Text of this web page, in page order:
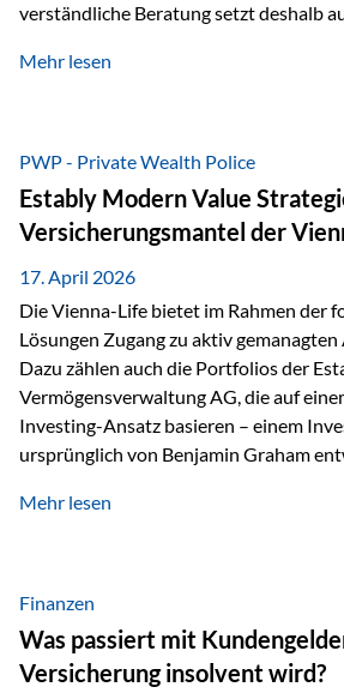
verständliche Beratung setzt deshalb
fünf zentrale Faktoren: eine saubere
diesem Thema liefern unter anderem
Ansätze von Finanzexperte Klaus Rost,
für eine verständliche und…
Mehr lesen
PWP - Private Wealth Police
Estably Modern Value
Versicherungsmantel der
17. April 2026
Die Vienna-Life bietet im Rahmen der
Lösungen Zugang zu aktiv
Dazu zählen auch die Portfolios der
Vermögensverwaltung AG, die auf
Investing-Ansatz basieren – einem
ursprünglich von Benjamin Graham
Modernes Value Investing als
Fokus stehen Unternehmen, deren
inneren Wert liegt. Neben klassischen
Bewertungskennzahlen werden auch
wie Geschäftsmodell,
Mehr lesen
Finanzen
Was passiert mit
Versicherung insolvent wird?